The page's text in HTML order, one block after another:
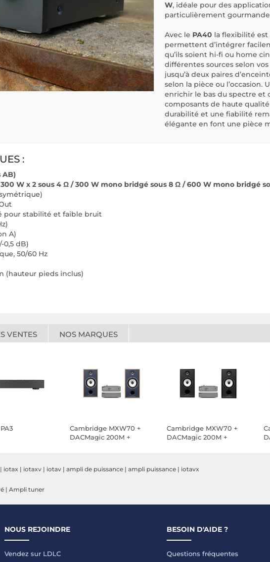
W, idéale pour des
particulièrement
Avec le PA40 la flexibilité est
permettent d’intégrer
qu’ils soient hi-fi ou home
différentes sources selon vos
jusqu’à deux paires
selon la pièce ou
enrichir le bas du spectre et
composants de haute
durabilité et une fiabilité
élégante en font une pièce
:
AB)
300 W x 2 sous 4 Ω / 300 W mono bridgé sous 8 Ω / 600 W mono bridgé
pour stabilité et faible bruit
A)
0,5 dB)
50/60 Hz
(hauteur pieds inclus)
VENTES NOS MARQUES
Cambridge MXW70 +
DACMagic 200M +
Cambridge MXW70 +
DACMagic 200M +
| iotax | iotaxv | iotav | ampli de puissance | ampli puissance | iotavx
| Ampli tuner
NOUS REJOINDRE
Vendez sur LDLC
BESOIN D'AIDE ?
Questions fréquentes